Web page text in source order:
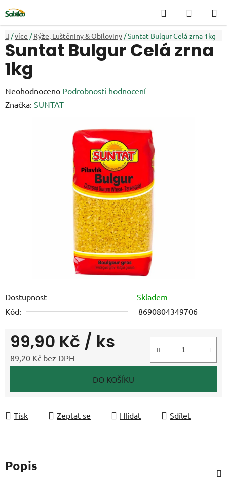
na
obsah
Hledat
KOŠÍK
Domů
/více / Rýže, Luštěniny & Obiloviny /Suntat Bulgur Celá zrna 1kg
Dostupnost
Skladem
Kód:
8690804349706
99,90 Kč / ks
89,20 Kč bez DPH
DO KOŠÍKU
Tisk Zeptat se Hlídat Sdílet
Suntat Bulgur Celá zrna
1kg
Průměrné
hodnocení
Neohodnoceno Podrobnosti hodnocení
Značka: SUNTAT
Popis